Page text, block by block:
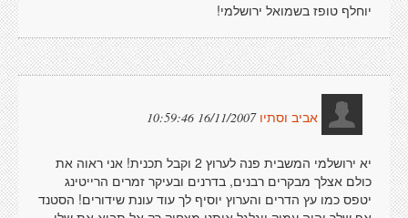
יוחלף טופז בשמואל ירושלמי!
אביב וסתיו 16/11/2007 10:59:46
יא ירושלמי המשבית פנה לערוץ 2 וקבל תכנית! אני ראוה את
כולם אצלך מבקרים רבנים, בדרנים ובעיקר זמרים הרייטינג
יטפס כמו עץ הדרים והערוץ יוסיף לך עוד עונת שידורים! הסטנד